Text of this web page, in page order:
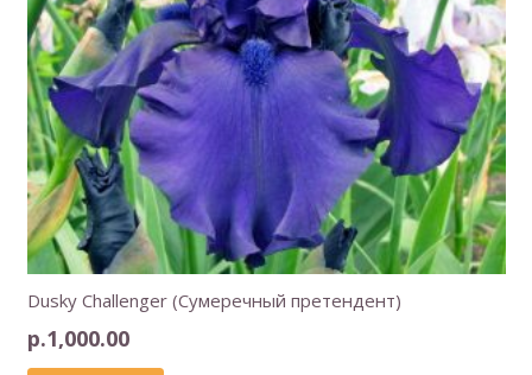
Dusky Challenger (Сумеречный претендент)
р.1,000.00